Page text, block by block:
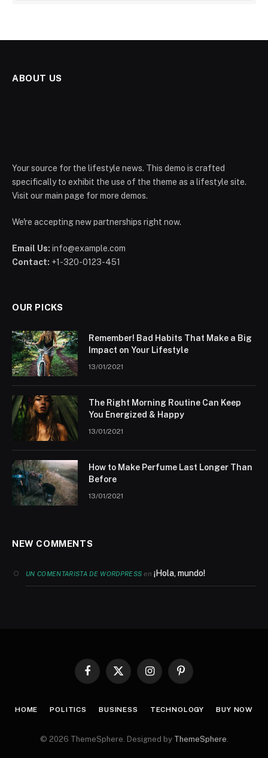
ABOUT US
Your source for the lifestyle news. This demo is crafted
specifically to exhibit the use of the theme as a lifestyle site.
Visit our main page for more demos.
We're accepting new partnerships right now.
Email Us: info@example.com
Contact: +1-320-0123-451
OUR PICKS
Remember! Bad Habits That Make a Big
Impact on Your Lifestyle
13/01/2021
The Right Morning Routine Can Keep
You Energized & Happy
13/01/2021
How to Make Perfume Last Longer Than
Before
13/01/2021
NEW COMMENTS
UN COMENTARISTA DE WORDPRESS en¡Hola, mundo!
Facebook
X
InstagramPinterest
HOME POLITICS BUSINESS TECHNOLOGY BUY NOW
© 2026 ThemeSphere. Designed by ThemeSphere